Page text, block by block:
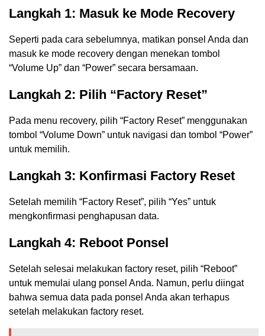
Langkah 1: Masuk ke Mode Recovery
Seperti pada cara sebelumnya, matikan ponsel Anda dan
masuk ke mode recovery dengan menekan tombol
“Volume Up” dan “Power” secara bersamaan.
Langkah 2: Pilih “Factory Reset”
Pada menu recovery, pilih “Factory Reset” menggunakan
tombol “Volume Down” untuk navigasi dan tombol “Power”
untuk memilih.
Langkah 3: Konfirmasi Factory Reset
Setelah memilih “Factory Reset”, pilih “Yes” untuk
mengkonfirmasi penghapusan data.
Langkah 4: Reboot Ponsel
Setelah selesai melakukan factory reset, pilih “Reboot”
untuk memulai ulang ponsel Anda. Namun, perlu diingat
bahwa semua data pada ponsel Anda akan terhapus
setelah melakukan factory reset.